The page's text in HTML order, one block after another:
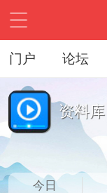
门户 论坛
资料库
今日